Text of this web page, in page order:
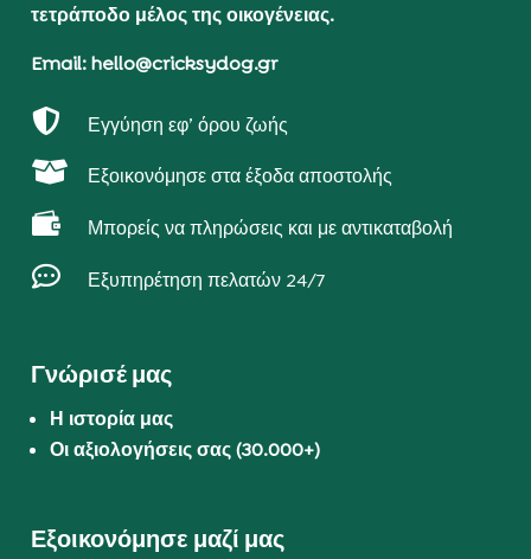
τετράποδο μέλος της οικογένειας.
Email: hello@cricksydog.gr
 Εγγύηση εφ’ όρου ζωής
 Εξοικονόμησε στα έξοδα αποστολής
 Μπορείς να πληρώσεις και με αντικαταβολή
 Εξυπηρέτηση πελατών 24/7
Γνώρισέ μας
Η ιστορία μας
Οι αξιολογήσεις σας (30.000+)
Εξοικονόμησε μαζί μας